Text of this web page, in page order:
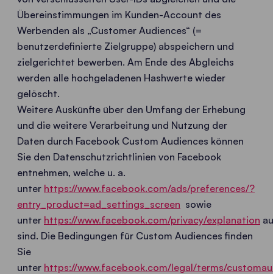
Übereinstimmungen im Kunden-Account des
Werbenden als „Customer Audiences“ (=
benutzerdefinierte Zielgruppe) abspeichern und
zielgerichtet bewerben. Am Ende des Abgleichs
werden alle hochgeladenen Hashwerte wieder
gelöscht.
Weitere Auskünfte über den Umfang der Erhebung
und die weitere Verarbeitung und Nutzung der
Daten durch Facebook Custom Audiences können
Sie den Datenschutzrichtlinien von Facebook
entnehmen, welche u. a.
unter https://www.facebook.com/ads/preferences/?
entry_product=ad_settings_screen sowie
unter https://www.facebook.com/privacy/explanation
sind. Die Bedingungen für Custom Audiences finden
Sie
unter https://www.facebook.com/legal/terms/